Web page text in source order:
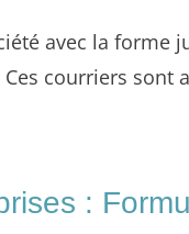
avec la
Ces courriers
: